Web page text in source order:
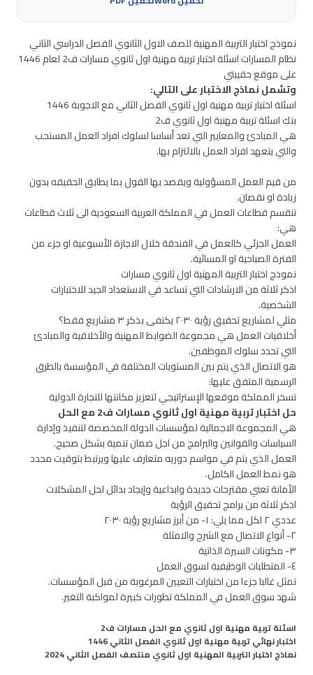
نموذج اختبار التربية المهنية للصف الاول الثانوي الفصل الدراسي الثاني
نظام المسارات اسئلة اختبار تربية مهنية اول ثانوي مسارات ف2 لعام 1446
على موقع حقيبتي
وتشمل نماذج الاختبار على التالي:
اسئلة اختبار تربية مهنية اول ثانوي الفصل الثاني مع الاجوبة 1446
بنك اسئلة تربية مهنية اول ثانوي ف2
هي المبادئ والمعايير التي تعد أساسا لسلوك افراد العمل المستحب
والتي يتعهد افراد العمل بالالتزام بها.
من قيم العمل المسؤولية ويقصد بها القول بما يطابق الحقيقه بدون
زيادة او نقصان.
تنقسم قطاعات العمل في المملكة العربية السعودية الى ثلاث قطاعات
هي:
العمل الجزئي كالعمل في الفندقة خلال الاجازة الأسبوعية او جزء من
الفترة الصباحية او المسائية.
نموذج اختبار التربية المهنية اول ثانوي مسارات
اذكر ثلاثة من الارشادات التي تساعد في الاستعداد الجيد للاختبارات
الشخصية.
مثلي لمشاريع تحقيق رؤية ٢٠٣٠ يكتفى بذكر ٣ مشاريع فقط؟
أخلاقيات العمل هي مجموعة الضوابط المهنية والأخلاقية والمبادئ
التي تحدد سلوك الموظفين.
هو الاتصال الذي يتم بين المستويات المختلفة في المؤسسة بالطرق
الرسمية المتفق عليها:
تسخر المملكة موقعها الإستراتيجي لتعزيز مكانتها للتجارة الدولية
حل اختبار تربية مهنية اول ثانوي مسارات ف2 مع الحل
هي المجموعة الاجمالية لمؤسسات الدولة المخصصة لتنفيذ وإدارة
السياسات والقوانين والبرامج من اجل ضمان تنمية بشكل صحيح.
العمل الذي يتم في مواسم دوريه متعارف عليها ويرتبط بتوقيت محدد
هو نمط العمل الكامل.
الأمانة تعني مقترحات جديدة وابداعية وإيجاد بدائل لحل المشكلات
اذكر ثلاثة من برامج تحقيق الرؤية
عددي ٢ لكل مما يلي: ١- من أبرز مشاريع رؤية ٢٠٣٠
٢- أنواع الاتصال مع الشرح والامثلة
٣- مكونات السيرة الذاتية
٤- المتطلبات الوظيفية لسوق العمل
تمثل غالبا جزءا من اختبارات التعيين المرغوبة من قبل المؤسسات.
شهد سوق العمل في المملكة تطورات كبيرة لمواكبة التغير.
اسئلة تربية مهنية اول ثانوي مع الحل مسارات ف2
اختبار نهائي تربية مهنية اول ثانوي الفصل الثاني 1446
نماذج اختبار التربية المهنية اول ثانوي منتصف الفصل الثاني 2024